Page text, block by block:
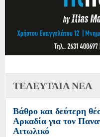
ΤΕΛΕΥΤΑΙΑ ΝΕΑ
Βάθρο και δεύτερη
Αρκαδία για τον
Αιτωλικό